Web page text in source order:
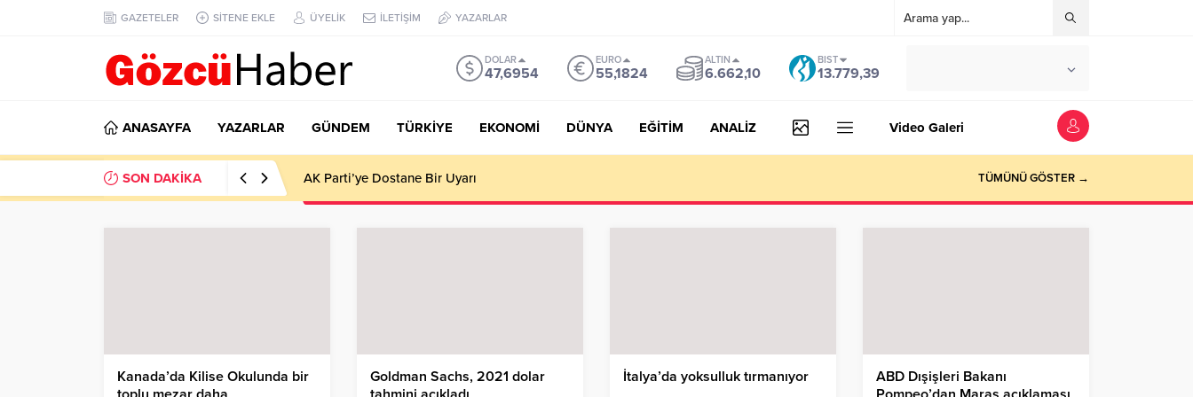
GAZETELER SİTENE EKLE ÜYELİK İLETİŞİM YAZARLAR
DOLAR
47,6954
EURO
55,1824
ALTIN
6.662,10
BIST
13.779,39
ANASAYFA YAZARLAR GÜNDEM TÜRKİYE EKONOMİ DÜNYA EĞİTİM ANALİZ Video Galeri
SON DAKİKA AK Parti’ye Dostane Bir Uyarı TÜMÜNÜ GÖSTER →
Kanada’da Kilise Okulunda bir
Goldman Sachs, 2021 dolar
İtalya’da yoksulluk tırmanıyor
ABD Dışişleri Bakanı